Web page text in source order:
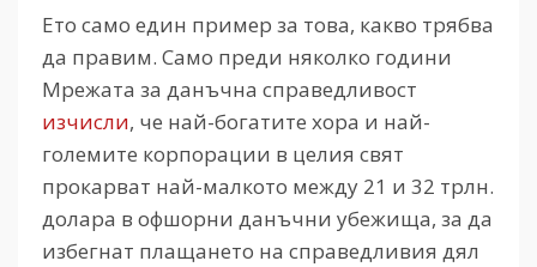
Ето само един пример за това, какво трябва
да правим. Само преди няколко години
Мрежата за данъчна справедливост
изчисли, че най-богатите хора и най-
големите корпорации в целия свят
прокарват най-малкото между 21 и 32 трлн.
долара в офшорни данъчни убежища, за да
избегнат плащането на справедливия дял